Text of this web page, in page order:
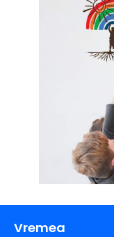
Vremea